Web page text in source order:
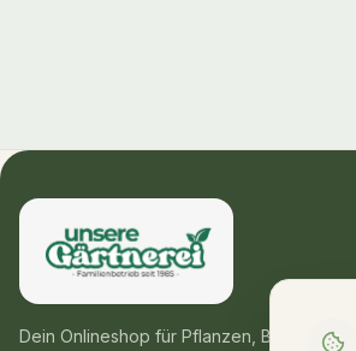
Dein Onlineshop für Pflanzen, Blumen &